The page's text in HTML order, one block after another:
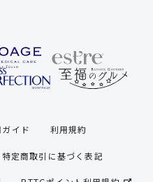
ガイド 利用規約
特定商取引に基づく表記